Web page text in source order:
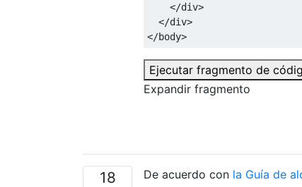
</div>
</div>
</body>
Ejecutar fragmento de
Expandir fragmento
18 De acuerdo con la Guía de